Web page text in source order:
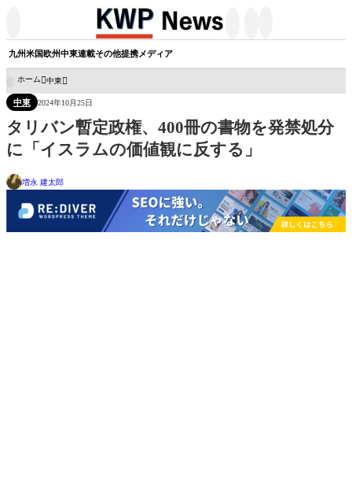
九州米国欧州中東連載その他提携メディア
ホーム 中東
中東 2024年10月25日
タリバン暫定政権、400冊の書物を発禁処分
に「イスラムの価値観に反する」
増永 建太郎